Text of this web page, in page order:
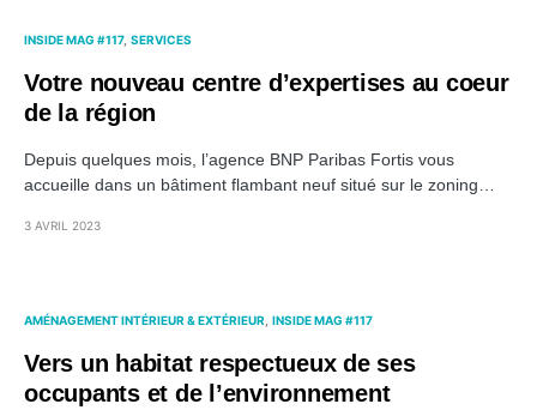
INSIDE MAG #117 SERVICES
Votre nouveau centre d’expertises au coeur
de la région
Depuis quelques mois, l’agence BNP Paribas Fortis vous
accueille dans un bâtiment flambant neuf situé sur le zoning…
3 AVRIL 2023
AMÉNAGEMENT INTÉRIEUR & EXTÉRIEUR INSIDE MAG #117
Vers un habitat respectueux de ses
occupants et de l’environnement